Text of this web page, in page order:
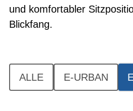
und komfortabler
Blickfang.
ALLE E-URBAN